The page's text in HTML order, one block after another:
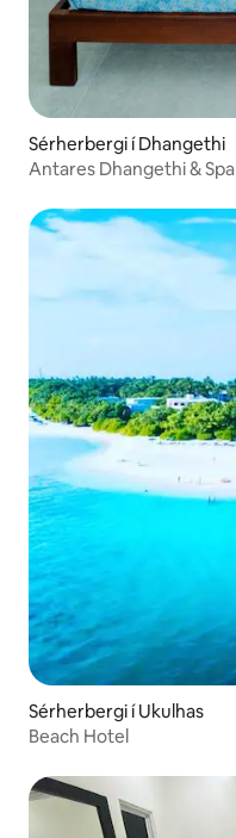
Sérherbergi í Dhangethi
Antares Dhangethi & Spa
Sérherbergi í Ukulhas
Beach Hotel